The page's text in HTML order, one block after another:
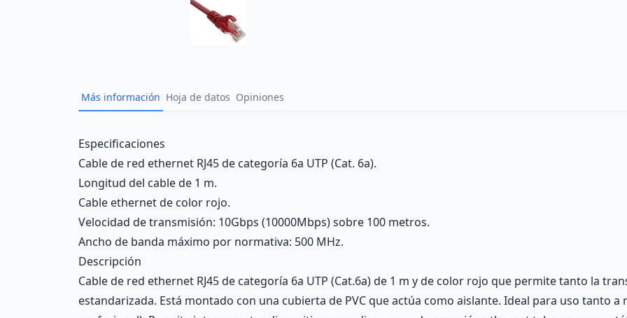
Más información Hoja de datos Opiniones
Description
Especificaciones
Cable de red ethernet RJ45 de categoría 6a UTP (Cat. 6a).
Longitud del cable de 1 m.
Cable ethernet de color rojo.
Velocidad de transmisión: 10Gbps (10000Mbps) sobre 100 metros.
Ancho de banda máximo por normativa: 500 MHz.
Descripción
Cable de red ethernet RJ45 de categoría 6a UTP (Cat.6a) de 1 m y de color rojo que permite tanto la
estandarizada. Está montado con una cubierta de PVC que actúa como aislante. Ideal para uso tanto